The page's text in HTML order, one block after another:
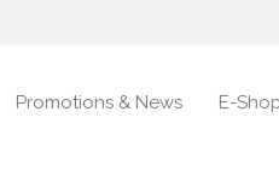
Promotions & News E-